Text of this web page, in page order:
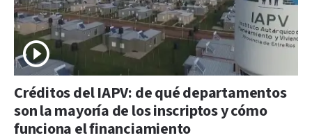
Créditos del IAPV: de qué departamentos
son la mayoría de los inscriptos y cómo
funciona el financiamiento